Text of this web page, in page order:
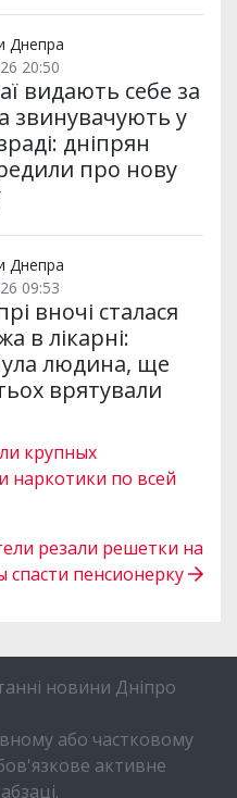
Днепра
20:50
видають себе за
звинувачують у
дніпрян
про нову
Днепра
09:53
вночі сталася
в лікарні:
людина, ще
врятували
крупных
наркотики по всей
резали решетки на
спасти пенсионерку
новини Дніпро
або частковому
активне